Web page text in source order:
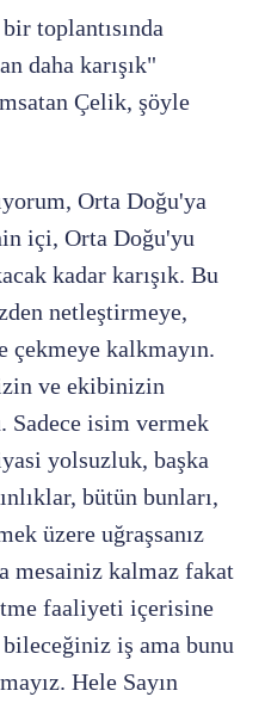
toplantısında
daha karışık"
Çelik, şöyle
Orta Doğu'ya
içi, Orta Doğu'yu
kadar karışık. Bu
netleştirmeye,
kalkmayın.
ve ekibinizin
Sadece isim vermek
yolsuzluk, başka
bütün bunları,
üzere uğraşsanız
mesainiz kalmaz fakat
faaliyeti içerisine
iş ama bunu
Hele Sayın